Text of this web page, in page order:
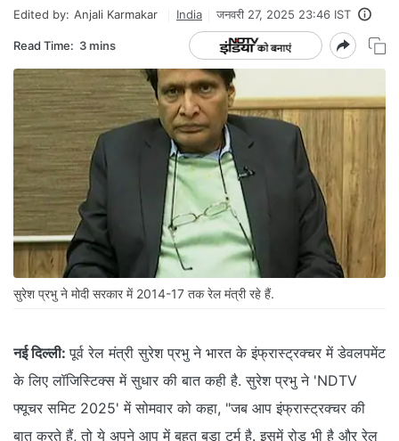
Edited by: Anjali Karmakar India जनवरी 27, 2025 23:46 IST
Read Time: 3 mins
सुरेश प्रभु ने मोदी सरकार में 2014-17 तक रेल मंत्री रहे हैं.
नई दिल्ली: पूर्व रेल मंत्री सुरेश प्रभु ने भारत के इंफ्रास्ट्रक्चर में डेवलपमेंट
के लिए लॉजिस्टिक्स में सुधार की बात कही है. सुरेश प्रभु ने 'NDTV
फ्यूचर समिट 2025' में सोमवार को कहा, "जब आप इंफ्रास्ट्रक्चर की
बात करते हैं, तो ये अपने आप में बहुत बड़ा टर्म है. इसमें रोड भी है और रेल